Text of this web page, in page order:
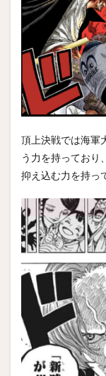
頂上決戦では海軍
う力を持っており
抑え込む力を持っ